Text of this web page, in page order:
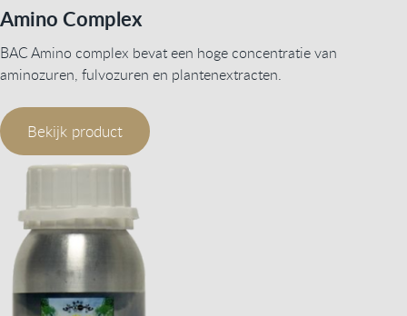
Amino Complex
BAC Amino complex bevat een hoge concentratie van
aminozuren, fulvozuren en plantenextracten.
Bekijk product